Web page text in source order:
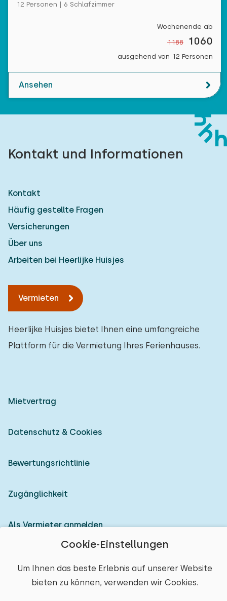
Cookie-Einstellungen
Um Ihnen das beste Erlebnis auf unserer Website
bieten zu können, verwenden wir Cookies.
12 Personen | 6 Schlafzimmer
Wochenende ab
1188 1060
ausgehend von 12 Personen
Ansehen
Kontakt und Informationen
Kontakt
Häufig gestellte Fragen
Versicherungen
Über uns
Arbeiten bei Heerlijke Huisjes
Vermieten
Heerlijke Huisjes bietet Ihnen eine umfangreiche
Plattform für die Vermietung Ihres Ferienhauses.
Mietvertrag
Datenschutz & Cookies
Bewertungsrichtlinie
Zugänglichkeit
Als Vermieter anmelden